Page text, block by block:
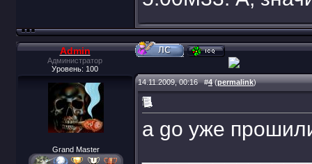
Admin
Администратор
Уровень: 100
Grand Master
14.11.2009, 00:16#4(permalink)
а go уже